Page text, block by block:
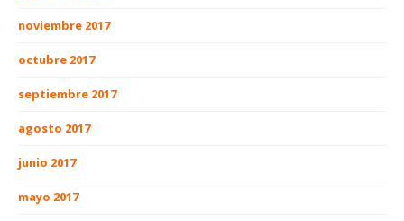
noviembre 2017
octubre 2017
septiembre 2017
agosto 2017
junio 2017
mayo 2017